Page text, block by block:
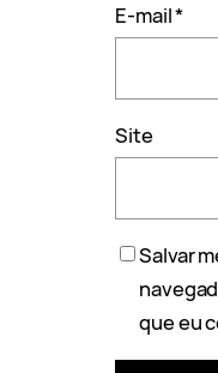
E-mail*
Site
Salvar
que eu